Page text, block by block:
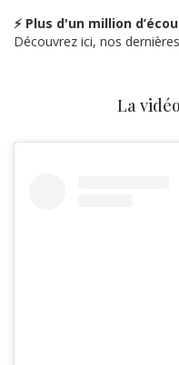
⚡ Plus d'un million
Découvrez ici, nos
La